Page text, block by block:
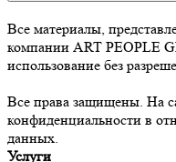
Все материалы,
компании ART PEOPLE
использование без
Все права защищены. На
конфиденциальности в
данных.
Услуги